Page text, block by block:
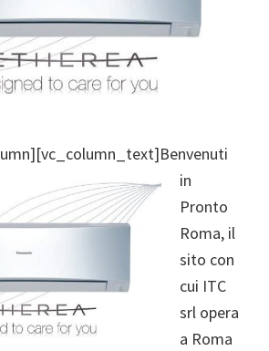
Benvenuti
in
Pronto
Roma, il
sito con
cui ITC
srl opera
a Roma